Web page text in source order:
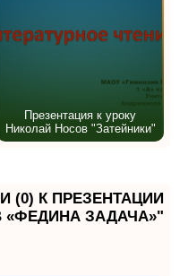
Презентация к уроку
Николай Носов "Затейники"
(0) К ПРЕЗЕНТАЦИИ
ЗАДАЧА»"